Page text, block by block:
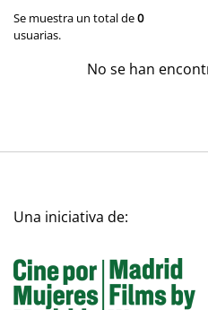
Se muestra un total de0
usuarias.
No se han
Una iniciativa de: